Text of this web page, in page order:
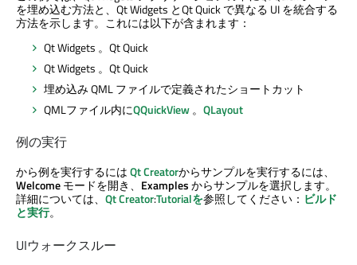
を埋め込む方法と、 Qt Widgets とQt Quickで異なる UI を統合する
方法を示します。これには以下が含まれます：
Qt Widgets 。 Qt Quick
Qt Widgets 。 Qt Quick
埋め込み QML ファイルで定義されたショートカット
QMLファイル内にQQuickView。 QLayout
例の実行
から例を実行するにはQt Creatorからサンプルを実行するには、
Welcomeモードを開き、 Examplesからサンプルを選択します。
詳細については、 Qt Creator:Tutorialを参照してください： ビルド
と実行。
UIウォークスルー